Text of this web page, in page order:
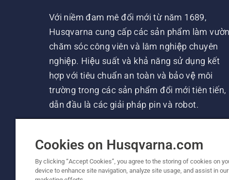
Với niềm đam mê đổi mới từ năm 1689,
Husqvarna cung cấp các sản phẩm làm
chăm sóc công viên và lâm nghiệp chuyên
nghiệp. Hiệu suất và khả năng sử dụng kết
hợp với tiêu chuẩn an toàn và bảo vệ môi
trường trong các sản phẩm đổi mới tiên tiến,
dẫn đầu là các giải pháp pin và robot.
Cookies on Husqvarna.com
By clicking “Accept Cookies”, you agree to the storing of cookies on
device to enhance site navigation, analyze site usage, and assist in our